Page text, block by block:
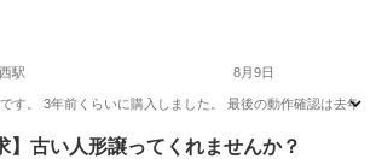
駅 8月9日
す。 3年前くらいに購入しました。 最後の動作確認は去年
西葛西駅 生活雑貨 ジャノメ
】古い人形譲ってくれませんか？